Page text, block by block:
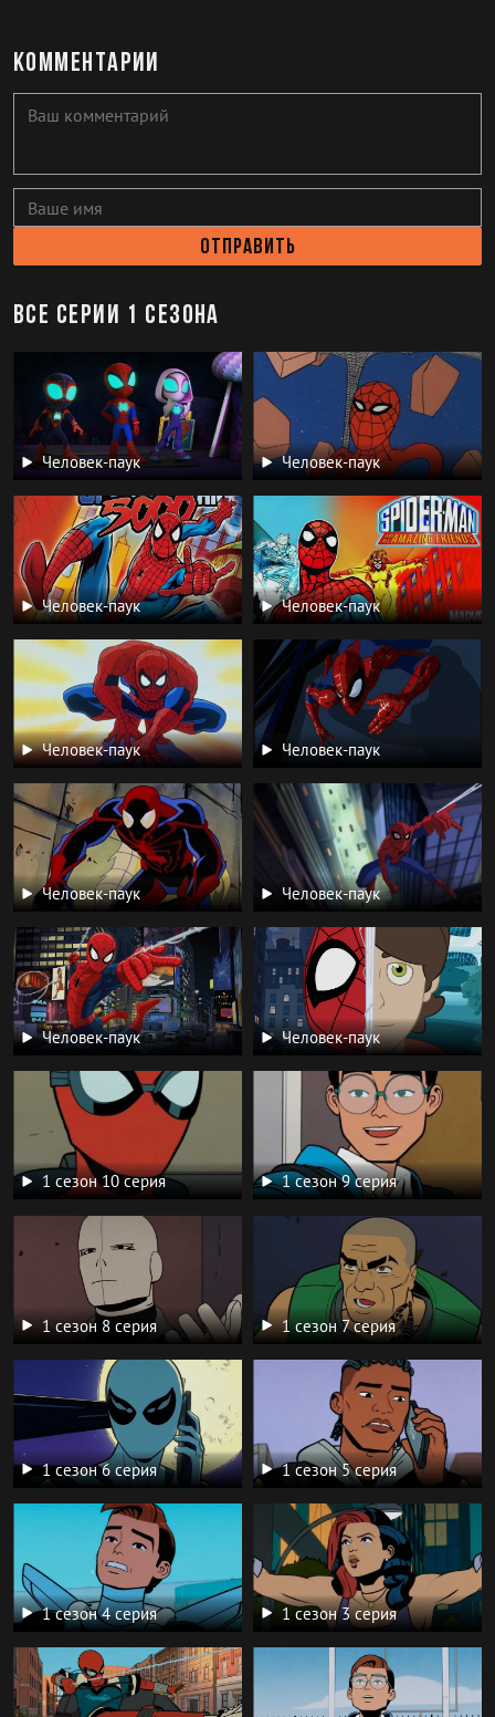
Комментарии
Отправить
Все серии 1 сезона
Человек-паук Человек-паук
Человек-паук Человек-паук
Человек-паук Человек-паук
Человек-паук Человек-паук
Человек-паук Человек-паук
1 сезон 10 серия 1 сезон 9 серия
1 сезон 8 серия 1 сезон 7 серия
1 сезон 6 серия 1 сезон 5 серия
1 сезон 4 серия 1 сезон 3 серия